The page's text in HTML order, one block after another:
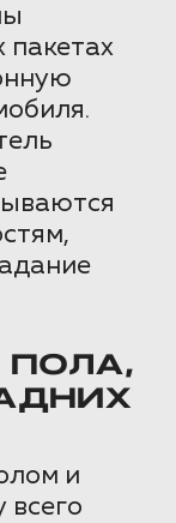
пакетах
ПОЛА,
и
всего